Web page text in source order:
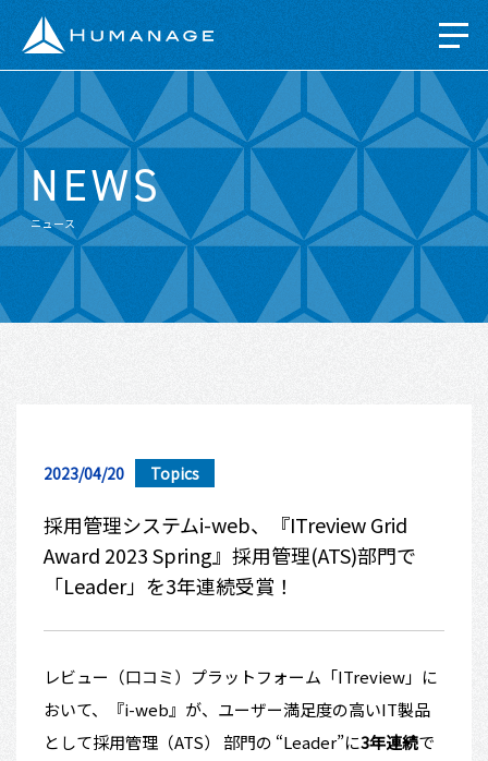
NEWS
ニュース
2023/04/20 Topics
採用管理システムi-web、『ITreview Grid
Award 2023 Spring』採用管理(ATS)部門で
「Leader」を3年連続受賞！
レビュー（口コミ）プラットフォーム「ITreview」に
おいて、『i-web』が、ユーザー満足度の高いIT製品
として採用管理（ATS） 部門の “Leader”に3年連続で